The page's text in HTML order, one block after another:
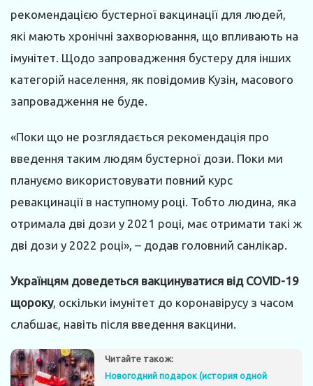
рекомендацією бустерної вакцинації для людей,
які мають хронічні захворювання, що впливають на
імунітет. Щодо запровадження бустеру для інших
категорій населення, як повідомив Кузін, масового
запровадження не буде.
«Поки що не розглядається рекомендація про
введення таким людям бустерної дози. Поки ми
плануємо використовувати повний курс
ревакцинації в наступному році. Тобто людина, яка
отримала дві дози у 2021 році, має отримати такі ж
дві дози у 2022 році», – додав головний санлікар.
Українцям доведеться вакцинуватися від COVID-19
щороку, оскільки імунітет до коронавірусу з часом
слабшає, навіть після введення вакцини.
Читайте також:
Новогодний подарок (история одной